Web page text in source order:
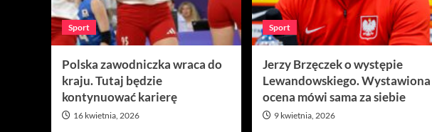
Sport
Polska zawodniczka wraca do
kraju. Tutaj będzie
kontynuować karierę
16 kwietnia, 2026
Sport
Jerzy Brzęczek o występie
Lewandowskiego. Wystawiona
ocena mówi sama za siebie
9 kwietnia, 2026